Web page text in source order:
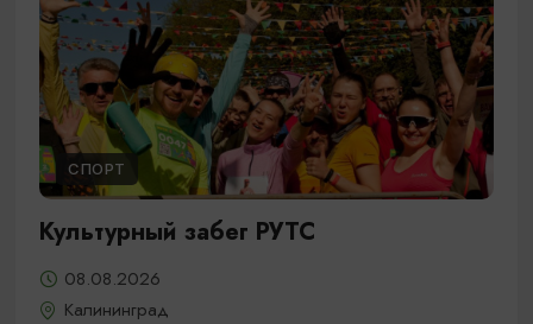
СПОРТ
Культурный забег РУТС
08.08.2026
Калининград